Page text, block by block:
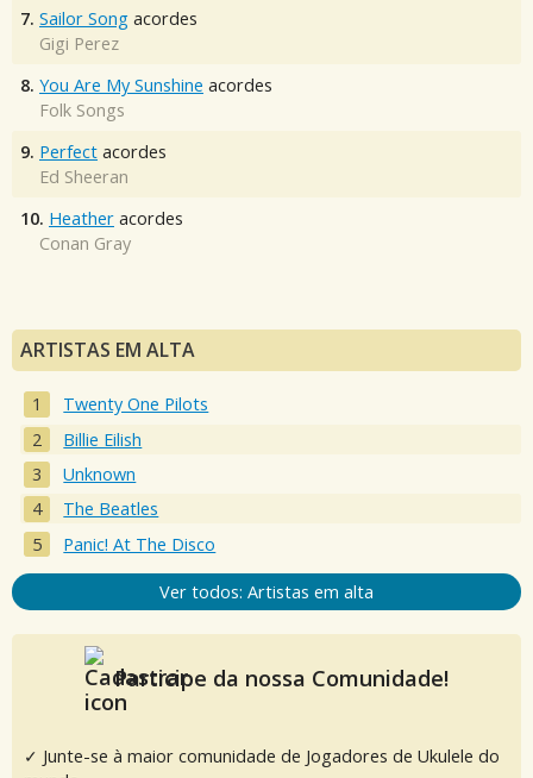
7. Sailor Song acordes
Gigi Perez
8. You Are My Sunshine acordes
Folk Songs
9. Perfect acordes
Ed Sheeran
10. Heather acordes
Conan Gray
ARTISTAS EM ALTA
Twenty One Pilots
Billie Eilish
Unknown
The Beatles
Panic! At The Disco
Ver todos: Artistas em alta
Participe da nossa Comunidade!
✓ Junte-se à maior comunidade de Jogadores de Ukulele do